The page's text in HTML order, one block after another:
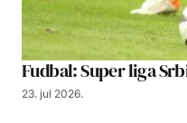
Fudbal: Super liga
23. jul 2026.